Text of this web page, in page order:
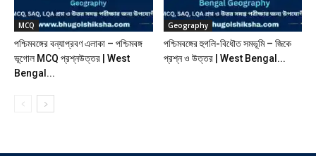
MCQ
পশ্চিমবঙ্গের বন্যাপ্রবণ এলাকা – পশ্চিমবঙ্গ
ভূগোল MCQ প্রশ্নউত্তর | West
Bengal...
Geography
পশ্চিমবঙ্গের হুগলি-বিধৌত সমভূমি – জিকে
প্রশ্ন ও উত্তর | West Bengal...